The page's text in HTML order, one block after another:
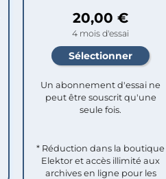
20,00 €
4 mois d'essai
Un abonnement d'essai ne
peut être souscrit qu'une
seule fois.​
* Réduction dans la boutique
Elektor et accès illimité aux
archives en ligne pour les